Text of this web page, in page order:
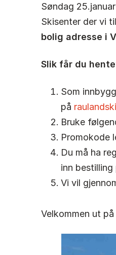
Søndag
Skisenter der vi
bolig adresse i
Slik får du
Som
på
Bruke
Promokode
Du må ha
inn
Vi vil
Velkommen ut på